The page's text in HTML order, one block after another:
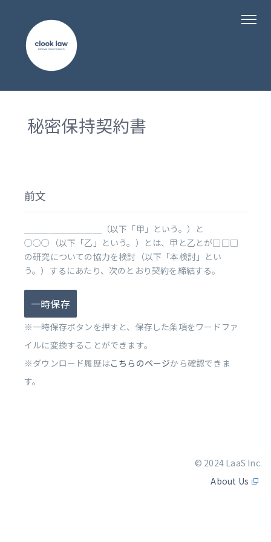
秘密保持契約書
前文
＿＿＿＿＿＿＿＿＿（以下「甲」という。）と
○○○（以下「乙」という。）とは、甲と乙とが□□□
の研究についての協力を検討（以下「本検討」とい
う。）するにあたり、次のとおり契約を締結する。
一時保存
※一時保存ボタンを押すと、保存した条項をワードファ
イルに変換することができます。
※ダウンロード履歴はこちらのページから確認できま
す。
© 2024 LaaS Inc.
About Us